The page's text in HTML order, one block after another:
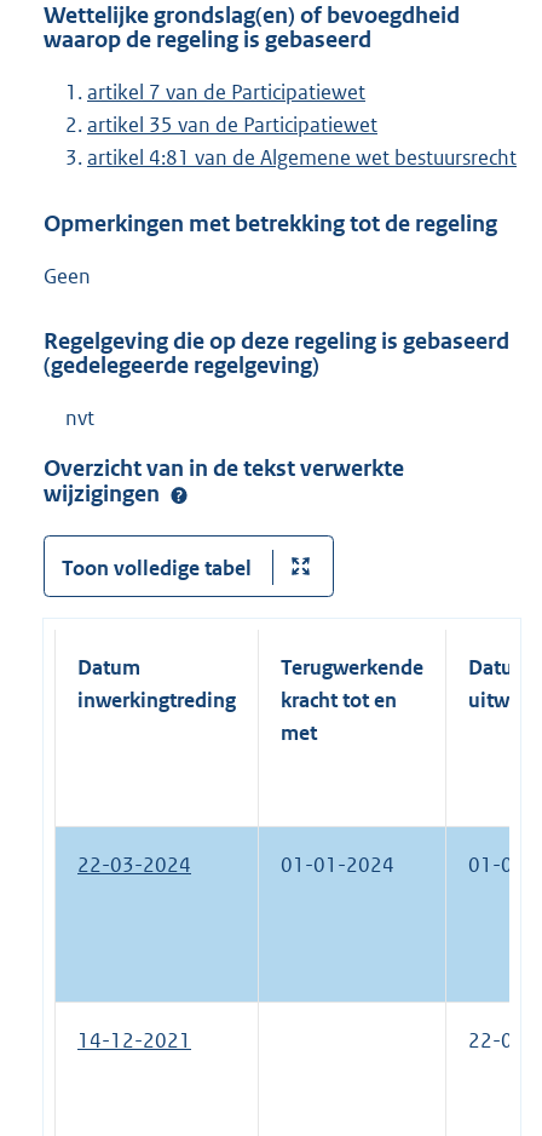
Wettelijke grondslag(en) of bevoegdheid
waarop de regeling is gebaseerd
artikel 7 van de Participatiewet
artikel 35 van de Participatiewet
artikel 4:81 van de Algemene wet bestuursrecht
Opmerkingen met betrekking tot de regeling
Geen
Regelgeving die op deze regeling is gebaseerd
(gedelegeerde regelgeving)
nvt
Overzicht van in de tekst verwerkte
wijzigingen
Toon volledige tabel
Datum
inwerkingtreding
Terugwerkende
kracht tot en
met
Datum
22-03-2024 01-01-2024 01-01-
14-12-2021 22-03-